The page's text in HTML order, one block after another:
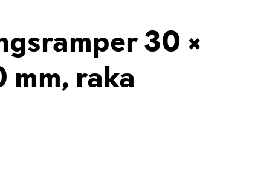
30 ×
mm, raka